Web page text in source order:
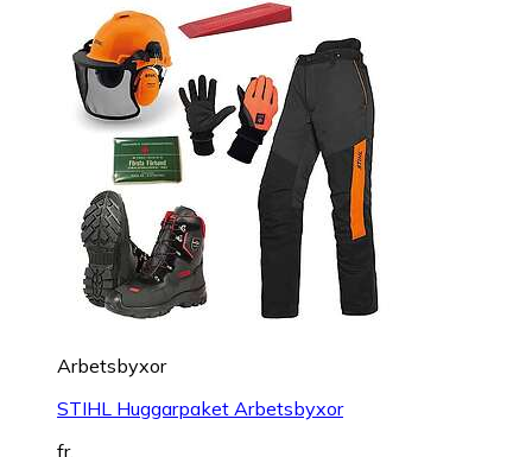
Arbetsbyxor
STIHL Huggarpaket Arbetsbyxor
fr.